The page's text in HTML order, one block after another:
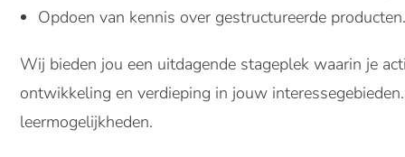
Opdoen van kennis over gestructureerde producten.
Wij bieden jou een uitdagende stageplek waarin je
ontwikkeling en verdieping in jouw
leermogelijkheden.